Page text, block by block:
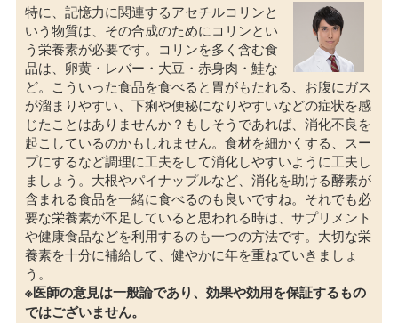
特に、記憶力に関連するアセチルコリンと
いう物質は、その合成のためにコリンとい
う栄養素が必要です。コリンを多く含む食
品は、卵黄・レバー・大豆・赤身肉・鮭な
ど。こういった食品を食べると胃がもたれる、お腹にガス
が溜まりやすい、下痢や便秘になりやすいなどの症状を感
じたことはありませんか？もしそうであれば、消化不良を
起こしているのかもしれません。食材を細かくする、スー
プにするなど調理に工夫をして消化しやすいように工夫し
ましょう。大根やパイナップルなど、消化を助ける酵素が
含まれる食品を一緒に食べるのも良いですね。それでも必
要な栄養素が不足していると思われる時は、サプリメント
や健康食品などを利用するのも一つの方法です。大切な栄
養素を十分に補給して、健やかに年を重ねていきましょ
う。
※医師の意見は一般論であり、効果や効用を保証するもの
ではございません。